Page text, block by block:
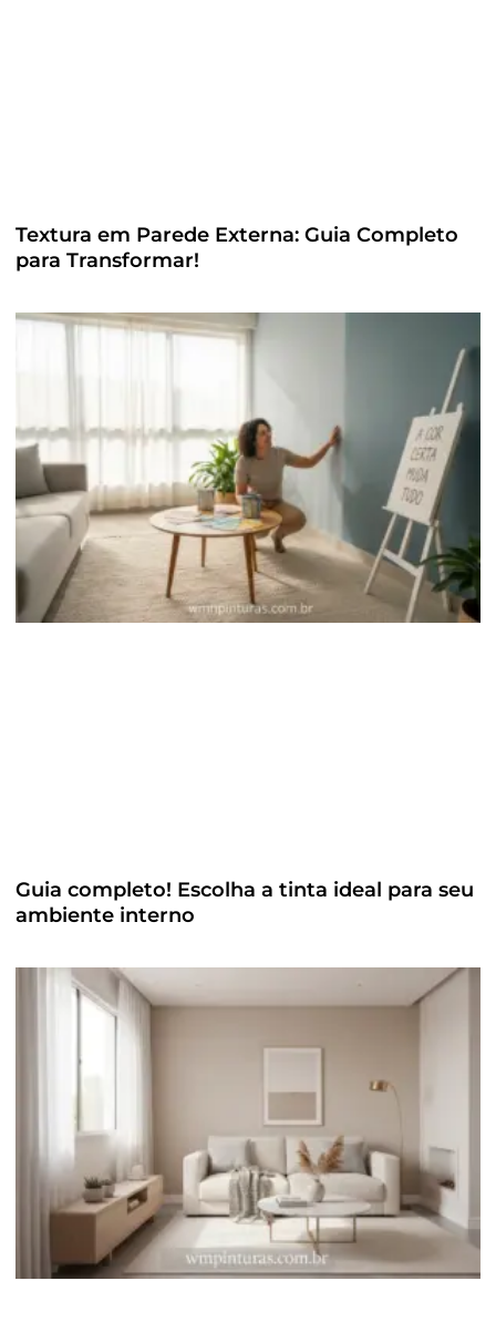
Textura em Parede Externa: Guia Completo
para Transformar!
Guia completo! Escolha a tinta ideal para seu
ambiente interno